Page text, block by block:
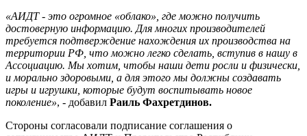
«АИДТ - это огромное «облако», где можно получить
достоверную информацию. Для многих производителей
требуется подтверждение нахождения их производства на
территории РФ, что можно легко сделать, вступив в нашу в
Ассоциацию. Мы хотим, чтобы наши дети росли и физически,
и морально здоровыми, а для этого мы должны создавать
игры и игрушки, которые будут воспитывать новое
поколение», - добавил Раиль Фахретдинов.
Стороны согласовали подписание соглашения о